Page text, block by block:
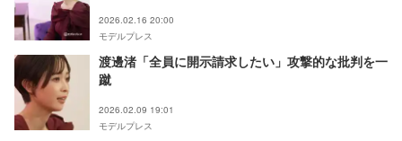
2026.02.16 20:00
モデルプレス
渡邊渚「全員に開示請求したい」攻撃的な批判を一
蹴
2026.02.09 19:01
モデルプレス